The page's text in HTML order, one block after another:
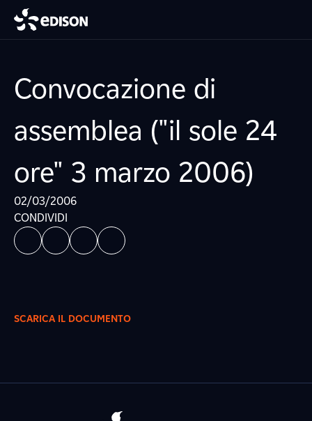
Convocazione di
assemblea ("il sole 24
ore" 3 marzo 2006)
02/03/2006
CONDIVIDI
SCARICA IL DOCUMENTO